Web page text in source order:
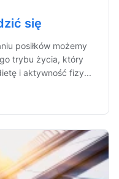
się
posiłków możemy
trybu życia, który
i aktywność fizy...